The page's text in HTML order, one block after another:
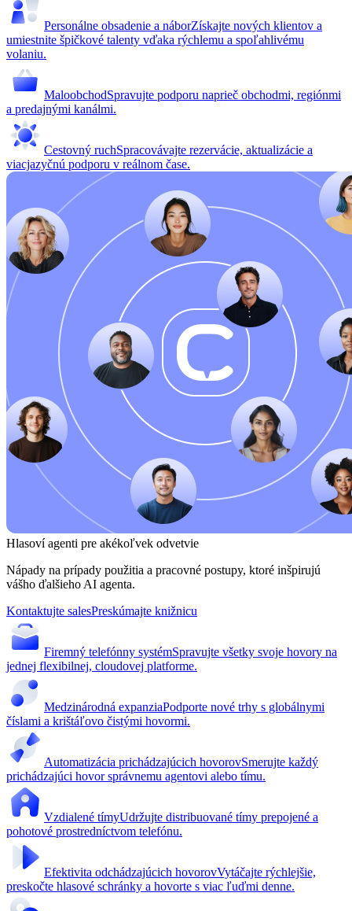
Personálne obsadenie a náborZískajte nových klientov a
umiestnite špičkové talenty vďaka rýchlemu a spoľahlivému
volaniu.
MaloobchodSpravujte podporu naprieč obchodmi, regiónmi
a predajnými kanálmi.
Cestovný ruchSpracovávajte rezervácie, aktualizácie a
viacjazyčnú podporu v reálnom čase.
Hlasoví agenti pre akékoľvek odvetvie
Nápady na prípady použitia a pracovné postupy, ktoré inšpirujú
vášho ďalšieho AI agenta.
Kontaktujte salesPreskúmajte knižnicu
Firemný telefónny systémSpravujte všetky svoje hovory na
jednej flexibilnej, cloudovej platforme.
Medzinárodná expanziaPodporte nové trhy s globálnymi
číslami a krištáľovo čistými hovormi.
Automatizácia prichádzajúcich hovorovSmerujte každý
prichádzajúci hovor správnemu agentovi alebo tímu.
Vzdialené tímyUdržujte distribuované tímy prepojené a
pohotové prostredníctvom telefónu.
Efektivita odchádzajúcich hovorovVytáčajte rýchlejšie,
preskočte hlasové schránky a hovorte s viac ľuďmi denne.